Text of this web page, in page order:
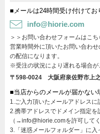
■メールは24時間受け付けてお
info@hiorie.com
＞＞お問い合わせフォームはこち
営業時間外に頂いたお問い合わ
の配信になります。
※受注の状況により遅れる場合が
〒598-0024 大阪府泉佐野市上
■当店からのメールが届かない
1.ご入力頂いたメールアドレスに
2.携帯アドレスでドメイン指定を
（→info@hiorie.comを許可してく
3.「迷惑メールフォルダー」に入